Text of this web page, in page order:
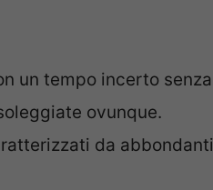
un tempo incerto senza
ovunque.
da abbondanti